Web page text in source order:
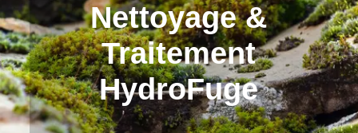
Nettoyage &
Traitement
HydroFuge